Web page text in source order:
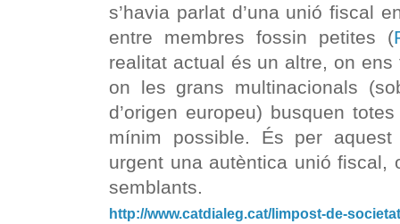
s’havia parlat d’una unió fiscal
entre membres fossin petites (
realitat actual és un altre, on
on les grans multinacionals
d’origen europeu) busquen
mínim possible. És per
urgent una autèntica unió fiscal,
semblants.
http://www.catdialeg.cat/limpost-de-